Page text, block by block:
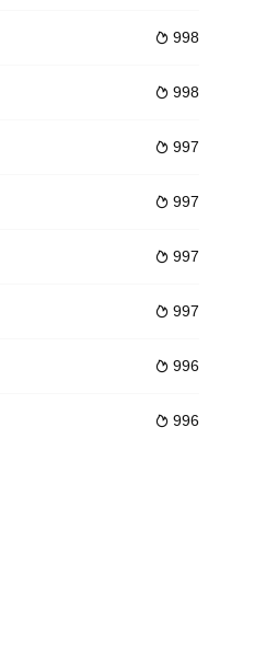
就在龙神丸
 998
 998
 997
 997
 997
 997
 996
 996